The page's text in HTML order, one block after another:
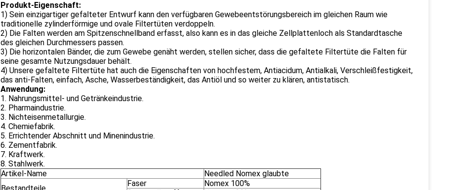
Produkt-Eigenschaft:
1) Sein einzigartiger gefalteter Entwurf kann den verfügbaren Gewebeentstörungsbereich im gleichen Raum wie
traditionelle zylinderförmige und ovale Filtertüten verdoppeln.
2) Die Falten werden am Spitzenschnellband erfasst, also kann es in das gleiche Zellplattenloch als Standardtasche
des gleichen Durchmessers passen.
3) Die horizontalen Bänder, die zum Gewebe genäht werden, stellen sicher, dass die gefaltete Filtertüte die Falten für
seine gesamte Nutzungsdauer behält.
4) Unsere gefaltete Filtertüte hat auch die Eigenschaften von hochfestem, Antiacidum, Antialkali, Verschleißfestigkeit,
das anti-Falten, einfach, Asche, Wasserbeständigkeit, das Antiöl und so weiter zu klären, antistatisch.
Anwendung:
1. Nahrungsmittel- und Getränkeindustrie.
2. Pharmaindustrie.
3. Nichteisenmetallurgie.
4. Chemiefabrik.
5. Errichtender Abschnitt und Minenindustrie.
6. Zementfabrik.
7. Kraftwerk.
8. Stahlwerk.
Artikel-Name
Needled Nomex glaubte
Faser
Nomex 100%